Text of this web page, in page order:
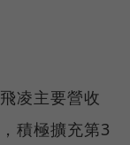
凌主要營收
積極擴充第3